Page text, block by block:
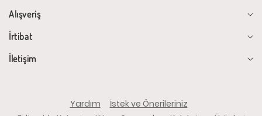
Alışveriş
İrtibat
İletişim
Yardım
İstek ve Önerileriniz